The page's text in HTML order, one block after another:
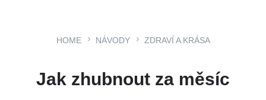
HOME NÁVODY ZDRAVÍ A KRÁSA
Jak zhubnout za měsíc